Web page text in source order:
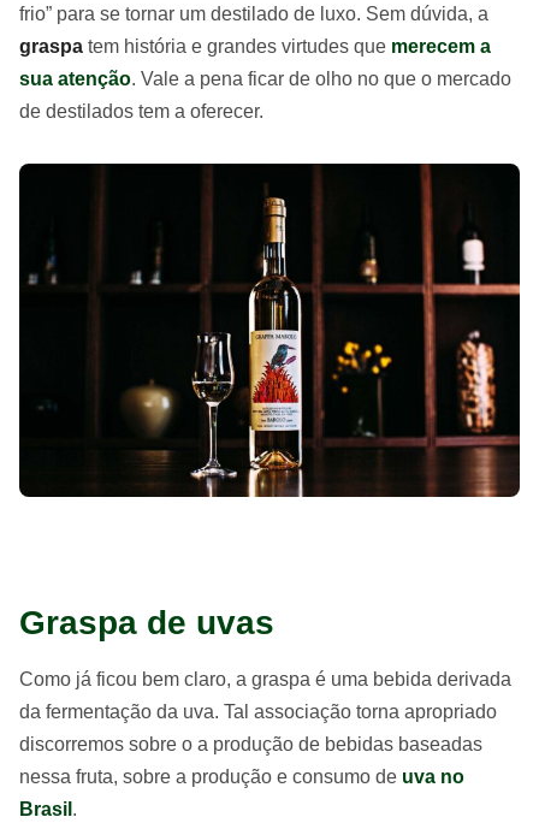
frio” para se tornar um destilado de luxo. Sem dúvida, a
graspa tem história e grandes virtudes que merecem a
sua atenção. Vale a pena ficar de olho no que o mercado
de destilados tem a oferecer.
Graspa de uvas
Como já ficou bem claro, a graspa é uma bebida derivada
da fermentação da uva. Tal associação torna apropriado
discorremos sobre o a produção de bebidas baseadas
nessa fruta, sobre a produção e consumo de uva no
Brasil .